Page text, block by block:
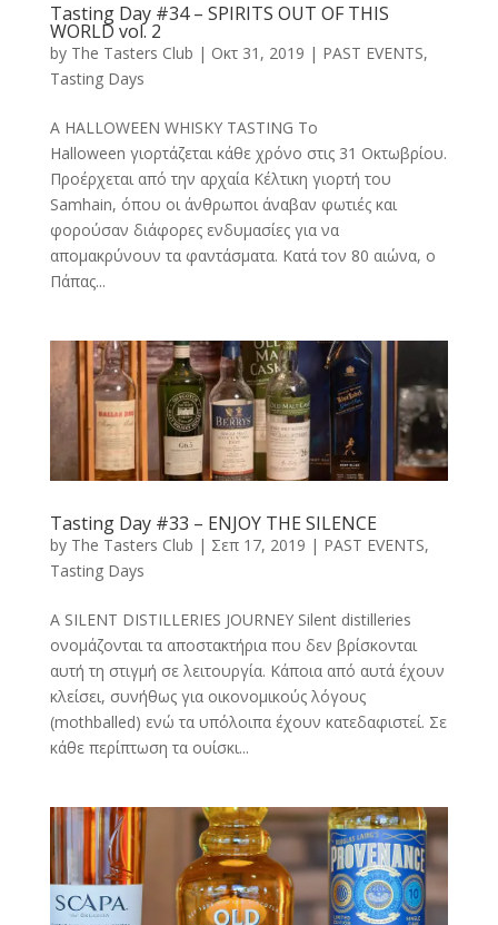
Tasting Day #34 – SPIRITS OUT OF THIS
WORLD vol. 2
by The Tasters Club | Οκτ 31, 2019 | PAST EVENTS,
Tasting Days
A HALLOWEEN WHISKY TASTING Το
Halloween γιορτάζεται κάθε χρόνο στις 31 Οκτωβρίου.
Προέρχεται από την αρχαία Κέλτικη γιορτή του
Samhain, όπου οι άνθρωποι άναβαν φωτιές και
φορούσαν διάφορες ενδυμασίες για να
απομακρύνουν τα φαντάσματα. Κατά τον 80 αιώνα, ο
Πάπας...
Tasting Day #33 – ENJOY THE SILENCE
by The Tasters Club | Σεπ 17, 2019 | PAST EVENTS,
Tasting Days
A SILENT DISTILLERIES JOURNEY Silent distilleries
ονομάζονται τα αποστακτήρια που δεν βρίσκονται
αυτή τη στιγμή σε λειτουργία. Κάποια από αυτά έχουν
κλείσει, συνήθως για οικονομικούς λόγους
(mothballed) ενώ τα υπόλοιπα έχουν κατεδαφιστεί. Σε
κάθε περίπτωση τα ουίσκι...